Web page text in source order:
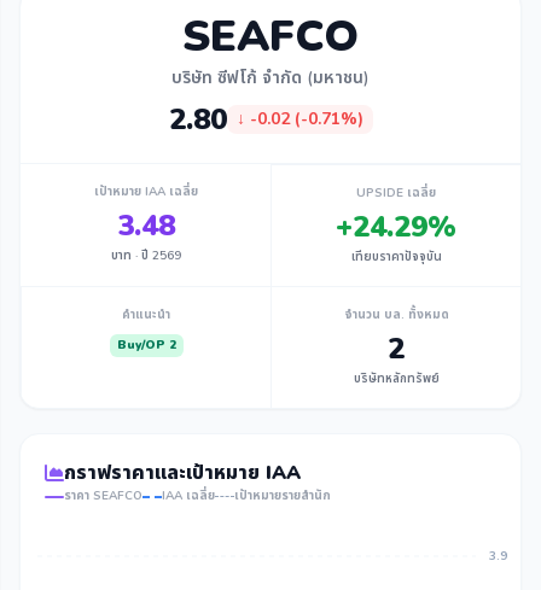
SEAFCO
บริษัท ซีฟโก้ จำกัด (มหาชน)
2.80 ↓ -0.02 (-0.71%)
เป้าหมาย IAA เฉลี่ย
3.48
บาท · ปี 2569
UPSIDE เฉลี่ย
+24.29%
เทียบราคาปัจจุบัน
คำแนะนำ
Buy/OP 2
จำนวน บล. ทั้งหมด
2
บริษัทหลักทรัพย์
กราฟราคาและเป้าหมาย IAA
ราคา SEAFCO IAA เฉลี่ย เป้าหมายรายสำนัก
3.9